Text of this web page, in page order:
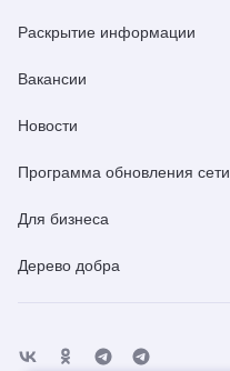
Раскрытие информации
Вакансии
Новости
Программа обновления сети
Для бизнеса
Дерево добра